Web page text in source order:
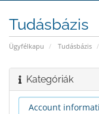
Tudásbázis
Ügyfélkapu Tudásbázis
Kategóriák